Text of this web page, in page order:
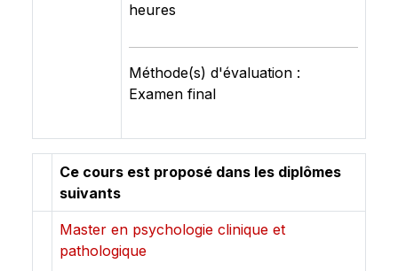
heures
Méthode(s) d'évaluation :
Examen final
Ce cours est proposé dans les diplômes
suivants
Master en psychologie clinique et
pathologique